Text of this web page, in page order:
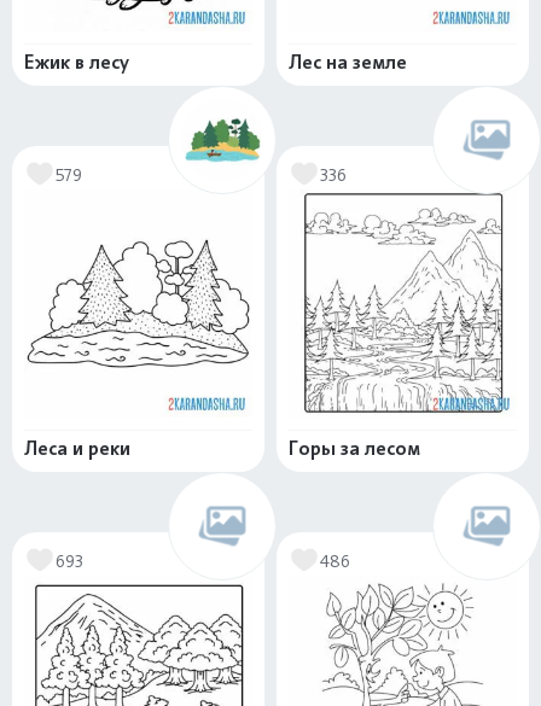
Ежик в лесу Лес на земле
579
Леса и реки
336
Горы за лесом
693 486